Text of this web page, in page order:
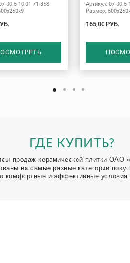
00-5-10-01-71-858
Артикул: 07-00-5-
Размер:
165,00 РУБ.
ГДЕ КУПИТЬ?
продаж керамической плитки ОАО
на самые разные категории
комфортные и эффективные условия